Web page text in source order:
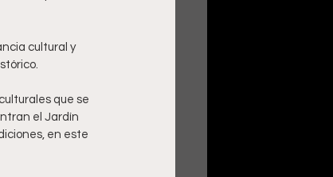
cultural y
que se
el Jardín
en este